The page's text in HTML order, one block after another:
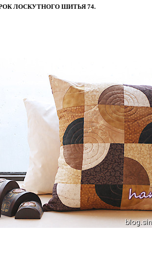
ЛОСКУТНОГО ШИТЬЯ 74.